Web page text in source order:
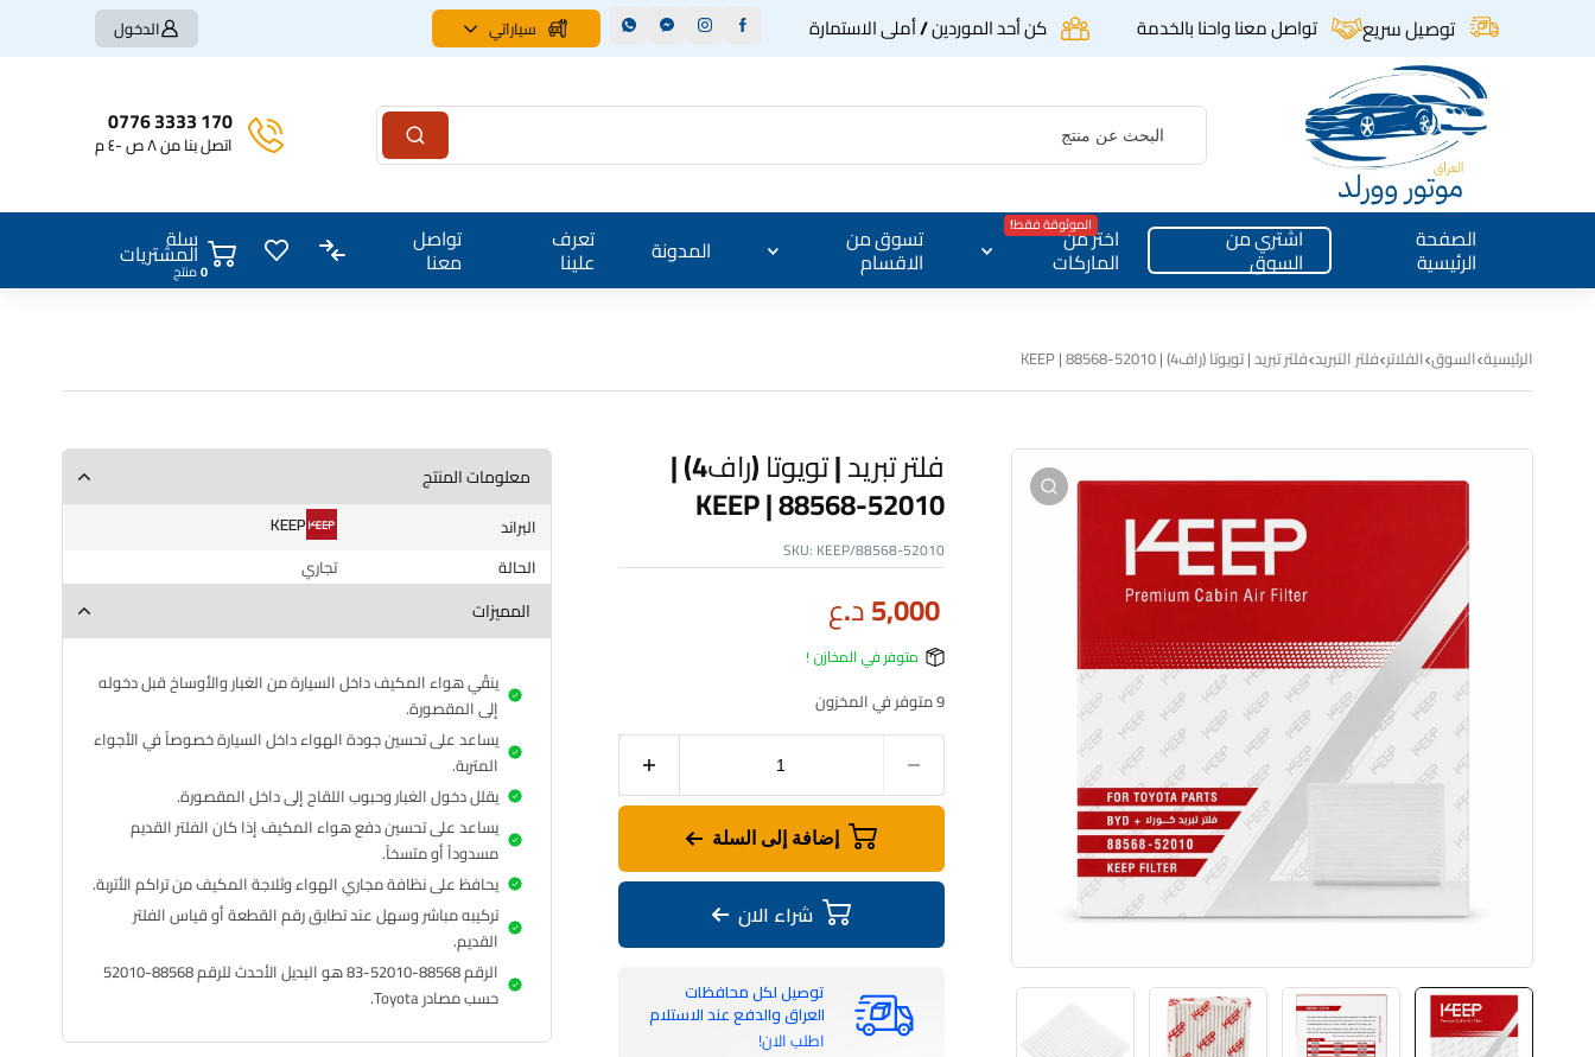
توصيل سريع تواصل معنا واحنا بالخدمة كن أحد الموردين / أملى الاستمارة سياراتي الدخول
170 3333 0776
اتصل بنا من ٨ ص -٤ م
الصفحة
الرئيسية
اشتري من
السوق
اختر من
الماركات
الموثوقة فقط! تسوق من
الاقسام المدونة تعرف
علينا
تواصل
معنا
سلة
المشتريات0منتج
الرئيسية السوق الفلاتر فلتر التبريد فلتر تبريد | تويوتا (راف4) | KEEP | 88568-52010
فلتر تبريد | تويوتا (راف4) |
KEEP | 88568-52010
SKU: KEEP/88568-52010
5,000د.ع
متوفر في المخازن !
9 متوفر في المخزون
إضافة إلى السلة
شراء الان
توصيل لكل محافظات
العراق والدفع عند الاستلام
اطلب الان!
معلومات المنتج
البراند KEEP
الحالة تجاري
المميزات
ينقّي هواء المكيف داخل السيارة من الغبار والأوساخ قبل دخوله
إلى المقصورة.
يساعد على تحسين جودة الهواء داخل السيارة خصوصاً في الأجواء
المتربة.
يقلل دخول الغبار وحبوب اللقاح إلى داخل المقصورة.
يساعد على تحسين دفع هواء المكيف إذا كان الفلتر القديم
مسدوداً أو متسخاً.
يحافظ على نظافة مجاري الهواء وثلاجة المكيف من تراكم الأتربة.
تركيبه مباشر وسهل عند تطابق رقم القطعة أو قياس الفلتر
القديم.
الرقم 88568-52010-83 هو البديل الأحدث للرقم 88568-52010
حسب مصادر Toyota.